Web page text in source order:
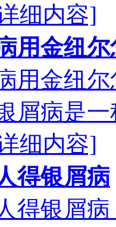
细内容]
用金纽
用金纽
屑病是
细内容]
得银屑病
得银屑